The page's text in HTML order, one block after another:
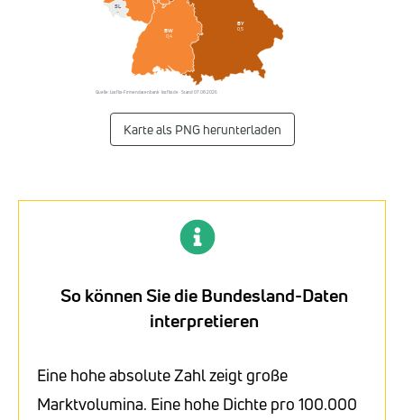
BW
0,4
BY
0,5
SL
–
Quelle: Listflix-Firmendatenbank · listflix.de · Stand 07.08.2026
Karte als PNG herunterladen
So können Sie die Bundesland-Daten
interpretieren
Eine hohe absolute Zahl zeigt große
Marktvolumina. Eine hohe Dichte pro 100.000